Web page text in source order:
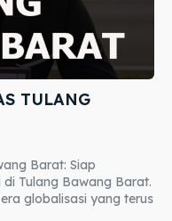
TULANG
Barat: Siap
Tulang Bawang Barat.
globalisasi yang terus